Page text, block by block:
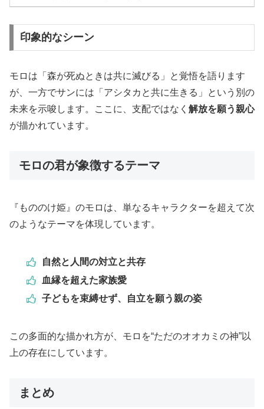
印象的なシーン
モロは「森が死ぬときは共に滅びる」と覚悟を語ります
が、一方でサンには「アシタカと共に生きる」という別の
未来を示唆します。ここに、支配ではなく 解放を願う親心
が描かれています。
モロの君が象徴するテーマ
『もののけ姫』のモロは、単なるキャラクターを超えて次
のようなテーマを体現しています。
自然と人間の対立と共存
血縁を超えた家族愛
子どもを束縛せず、自立を願う親の姿
この多面的な描かれ方が、モロを“ただのオオカミの神”以
上の存在にしています。
まとめ